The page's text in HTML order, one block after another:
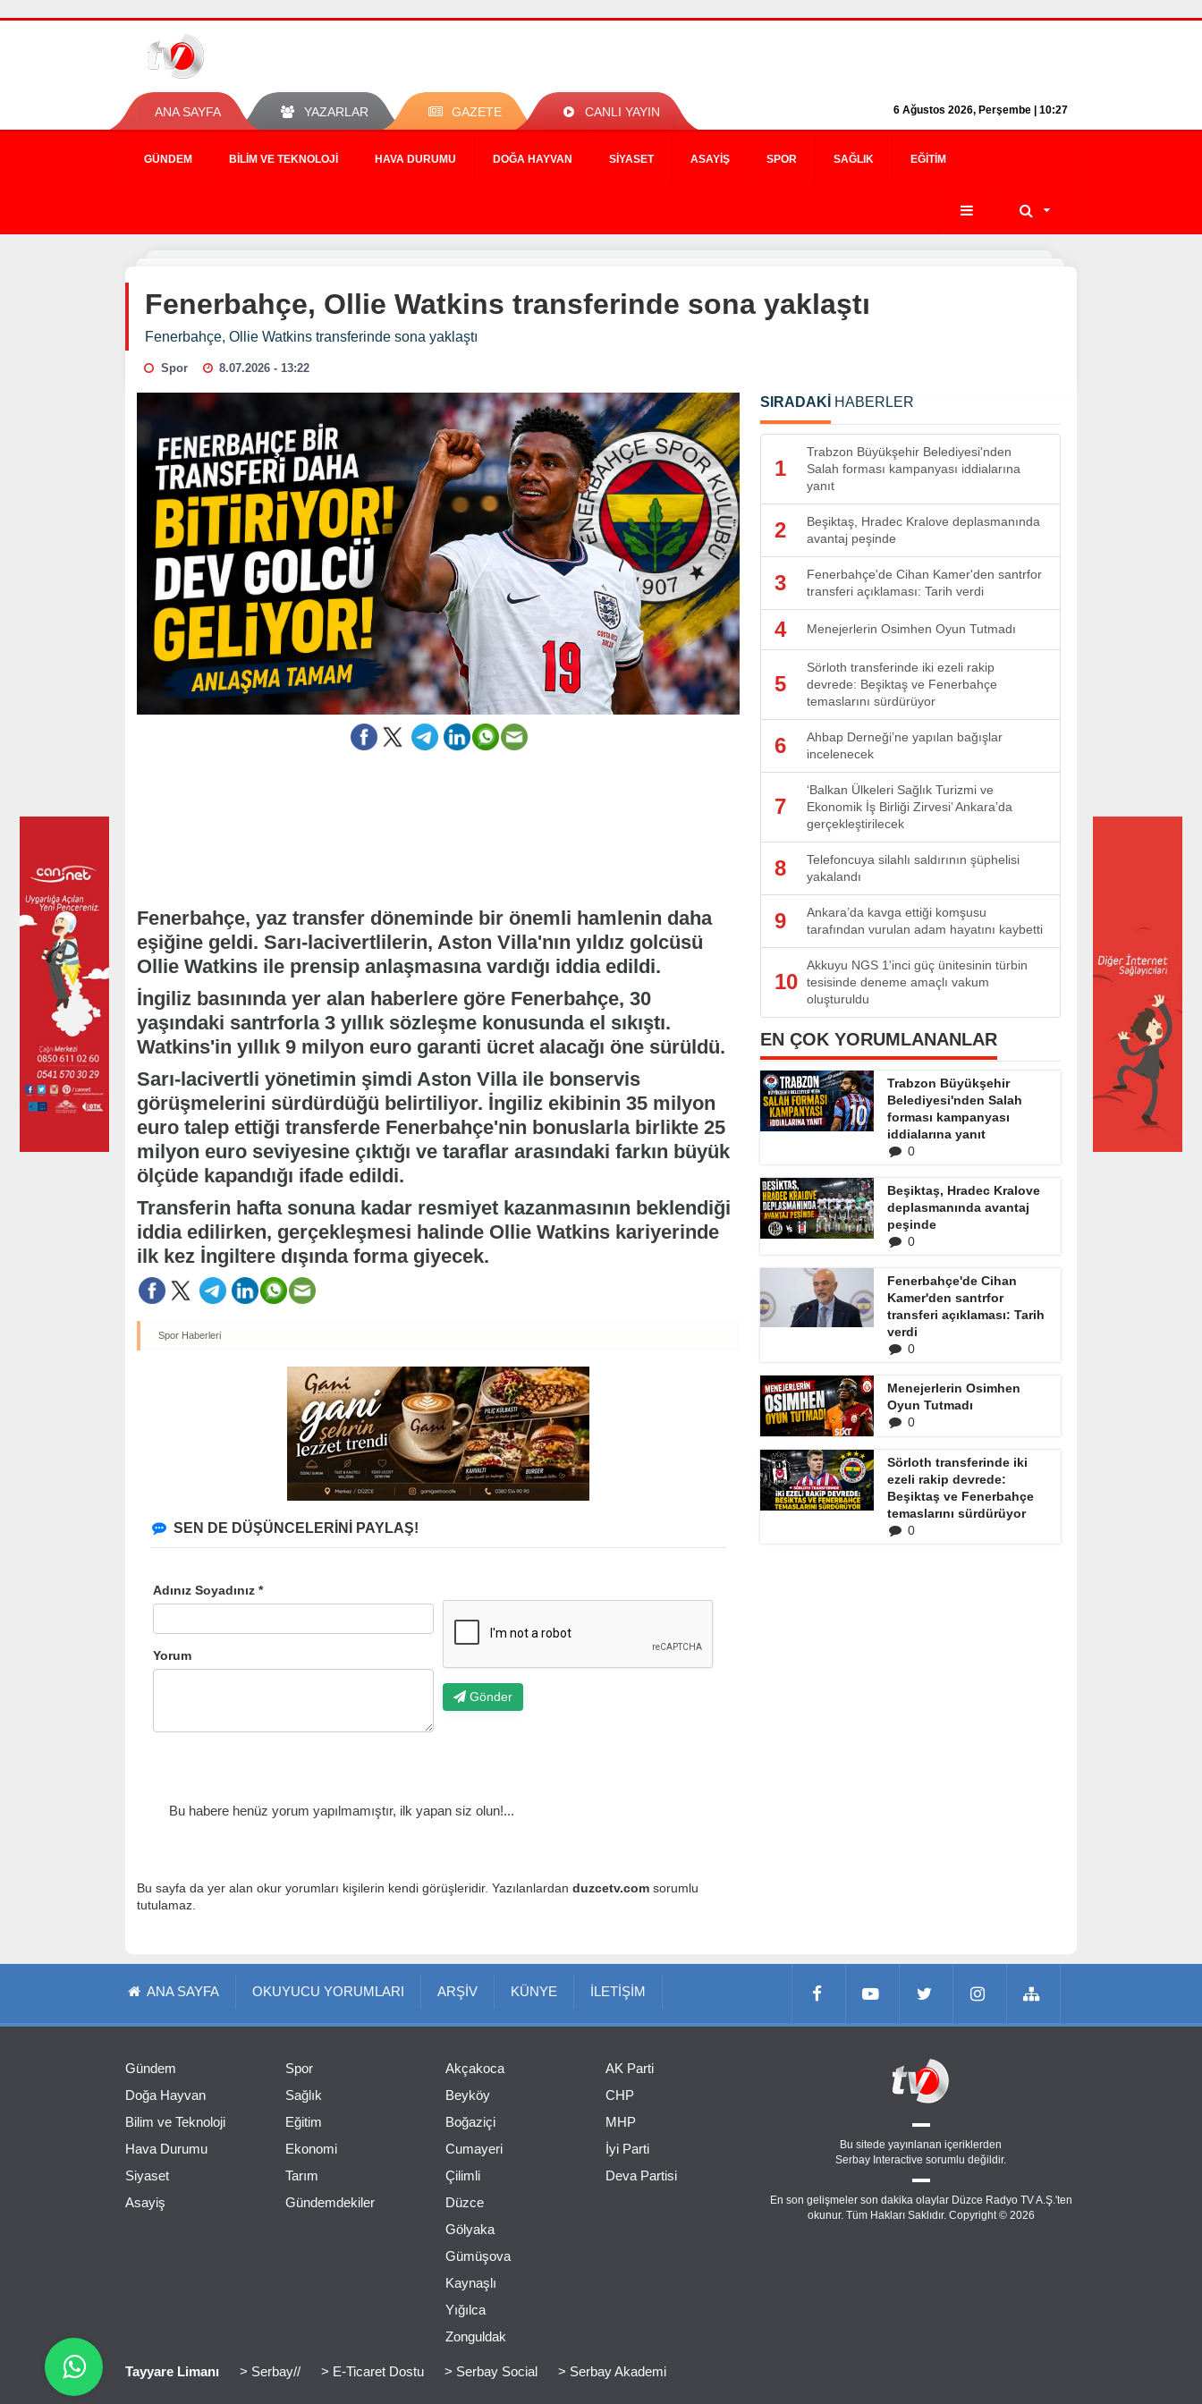
ANA SAYFA YAZARLAR GAZETE CANLI YAYIN 6 Ağustos 2026, Perşembe | 10:27
GÜNDEM BILIM VE TEKNOLOJI HAVA DURUMU DOĞA HAYVAN SIYASET ASAYIŞ SPOR SAĞLIK EĞITIM
Fenerbahçe, Ollie Watkins transferinde sona yaklaştı
Fenerbahçe, Ollie Watkins transferinde sona yaklaştı
Spor 8.07.2026 - 13:22
Fenerbahçe, yaz transfer döneminde bir önemli hamlenin daha
eşiğine geldi. Sarı-lacivertlilerin, Aston Villa'nın yıldız golcüsü
Ollie Watkins ile prensip anlaşmasına vardığı iddia edildi.
İngiliz basınında yer alan haberlere göre Fenerbahçe, 30
yaşındaki santrforla 3 yıllık sözleşme konusunda el sıkıştı.
Watkins'in yıllık 9 milyon euro garanti ücret alacağı öne sürüldü.
Sarı-lacivertli yönetimin şimdi Aston Villa ile bonservis
görüşmelerini sürdürdüğü belirtiliyor. İngiliz ekibinin 35 milyon
euro talep ettiği transferde Fenerbahçe'nin bonuslarla birlikte 25
milyon euro seviyesine çıktığı ve taraflar arasındaki farkın büyük
ölçüde kapandığı ifade edildi.
Transferin hafta sonuna kadar resmiyet kazanmasının beklendiği
iddia edilirken, gerçekleşmesi halinde Ollie Watkins kariyerinde
ilk kez İngiltere dışında forma giyecek.
Spor Haberleri
SEN DE DÜŞÜNCELERİNİ PAYLAŞ!
Adınız Soyadınız *
Yorum
Gönder
Bu habere henüz yorum yapılmamıştır, ilk yapan siz olun!...
Bu sayfa da yer alan okur yorumları kişilerin kendi görüşleridir. Yazılanlardan duzcetv.com sorumlu
tutulamaz.
SIRADAKİ HABERLER
1
Trabzon Büyükşehir Belediyesi'nden
Salah forması kampanyası iddialarına
yanıt
2
Beşiktaş, Hradec Kralove deplasmanında
avantaj peşinde
3
Fenerbahçe'de Cihan Kamer'den santrfor
transferi açıklaması: Tarih verdi
4 Menejerlerin Osimhen Oyun Tutmadı
5
Sörloth transferinde iki ezeli rakip
devrede: Beşiktaş ve Fenerbahçe
temaslarını sürdürüyor
6
Ahbap Derneği’ne yapılan bağışlar
incelenecek
7
‘Balkan Ülkeleri Sağlık Turizmi ve
Ekonomik İş Birliği Zirvesi’ Ankara’da
gerçekleştirilecek
8
Telefoncuya silahlı saldırının şüphelisi
yakalandı
9
Ankara’da kavga ettiği komşusu
tarafından vurulan adam hayatını kaybetti
10
Akkuyu NGS 1'inci güç ünitesinin türbin
tesisinde deneme amaçlı vakum
oluşturuldu
EN ÇOK YORUMLANANLAR
Trabzon Büyükşehir
Belediyesi'nden Salah
forması kampanyası
iddialarına yanıt
0
Beşiktaş, Hradec Kralove
deplasmanında avantaj
peşinde
0
Fenerbahçe'de Cihan
Kamer'den santrfor
transferi açıklaması: Tarih
verdi
0
Menejerlerin Osimhen
Oyun Tutmadı
0
Sörloth transferinde iki
ezeli rakip devrede:
Beşiktaş ve Fenerbahçe
temaslarını sürdürüyor
0
ANA SAYFA OKUYUCU YORUMLARI ARŞİV KÜNYE İLETİŞİM
Gündem
Doğa Hayvan
Bilim ve Teknoloji
Hava Durumu
Siyaset
Asayiş
Spor
Sağlık
Eğitim
Ekonomi
Tarım
Gündemdekiler
Akçakoca
Beyköy
Boğaziçi
Cumayeri
Çilimli
Düzce
Gölyaka
Gümüşova
Kaynaşlı
Yığılca
Zonguldak
AK Parti
CHP
MHP
İyi Parti
Deva Partisi
Bu sitede yayınlanan içeriklerden
Serbay Interactive sorumlu değildir.
En son gelişmeler son dakika olaylar Düzce Radyo TV A.Ş.'ten
okunur. Tüm Hakları Saklıdır. Copyright © 2026
Tayyare Limanı > Serbay// > E-Ticaret Dostu > Serbay Social > Serbay Akademi